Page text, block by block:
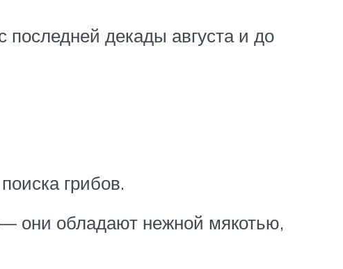
декады августа и до
грибов.
они обладают нежной мякотью,